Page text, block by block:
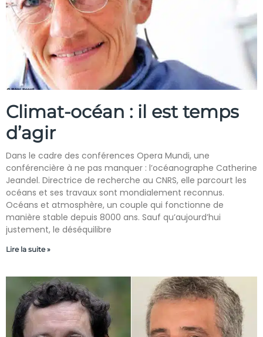
Climat-océan : il est temps
d’agir
Dans le cadre des conférences Opera Mundi, une
conférencière à ne pas manquer : l’océanographe Catherine
Jeandel. Directrice de recherche au CNRS, elle parcourt les
océans et ses travaux sont mondialement reconnus.
Océans et atmosphère, un couple qui fonctionne de
manière stable depuis 8000 ans. Sauf qu’aujourd’hui
justement, le déséquilibre
Lire la suite »